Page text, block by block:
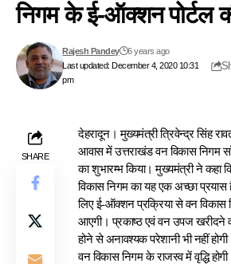
निगम के ई-ऑक्शन पोर्टल
Last updated: December 4, 2020 10:31
pm
Rajesh Pandey 6 years ago
SHARE
देहरादून। मुख्यमंत्री त्रिवेन्द्र सिंह
आवास में उत्तराखंड वन विकास निगम
का शुभारम्भ किया। मुख्यमंत्री ने कहा
विकास निगम का यह एक अच्छा
लिए ई-ऑक्शन प्रक्रिया से वन विकास
आएगी। प्रकाष्ठ एवं वन उपज खरीदने
होने से अनावश्यक परेशानी भी नहीं
वन विकास निगम के राजस्व में वृद्धि